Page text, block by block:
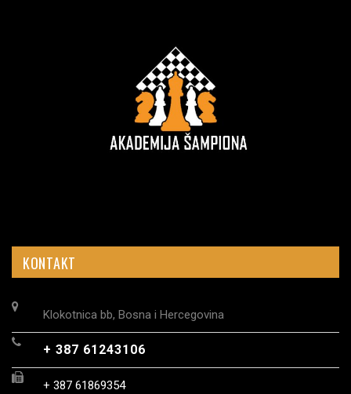
KONTAKT
Klokotnica bb, Bosna i Hercegovina
+ 387 61243106
+ 387 61869354